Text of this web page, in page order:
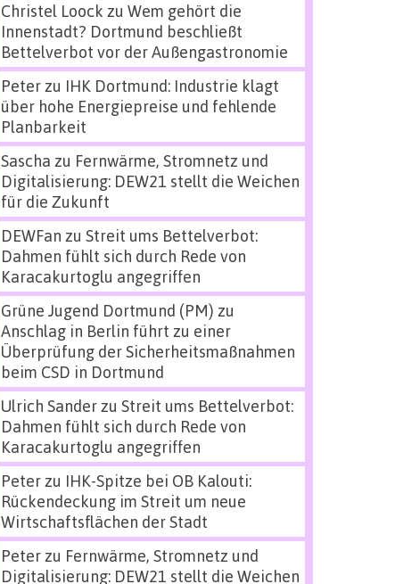
Christel Loock zu Wem gehört die
Innenstadt? Dortmund beschließt
Bettelverbot vor der Außengastronomie
Peterzu IHK Dortmund: Industrie klagt
über hohe Energiepreise und fehlende
Planbarkeit
Sascha zu Fernwärme, Stromnetz und
Digitalisierung: DEW21 stellt die Weichen
für die Zukunft
DEWFan zu Streit ums Bettelverbot:
Dahmen fühlt sich durch Rede von
Karacakurtoglu angegriffen
Grüne Jugend Dortmund (PM) zu
Anschlag in Berlin führt zu einer
Überprüfung der Sicherheitsmaßnahmen
beim CSD in Dortmund
Ulrich Sanderzu Streit ums Bettelverbot:
Dahmen fühlt sich durch Rede von
Karacakurtoglu angegriffen
Peterzu IHK-Spitze bei OB Kalouti:
Rückendeckung im Streit um neue
Wirtschaftsflächen der Stadt
Peterzu Fernwärme, Stromnetz und
Digitalisierung: DEW21 stellt die Weichen